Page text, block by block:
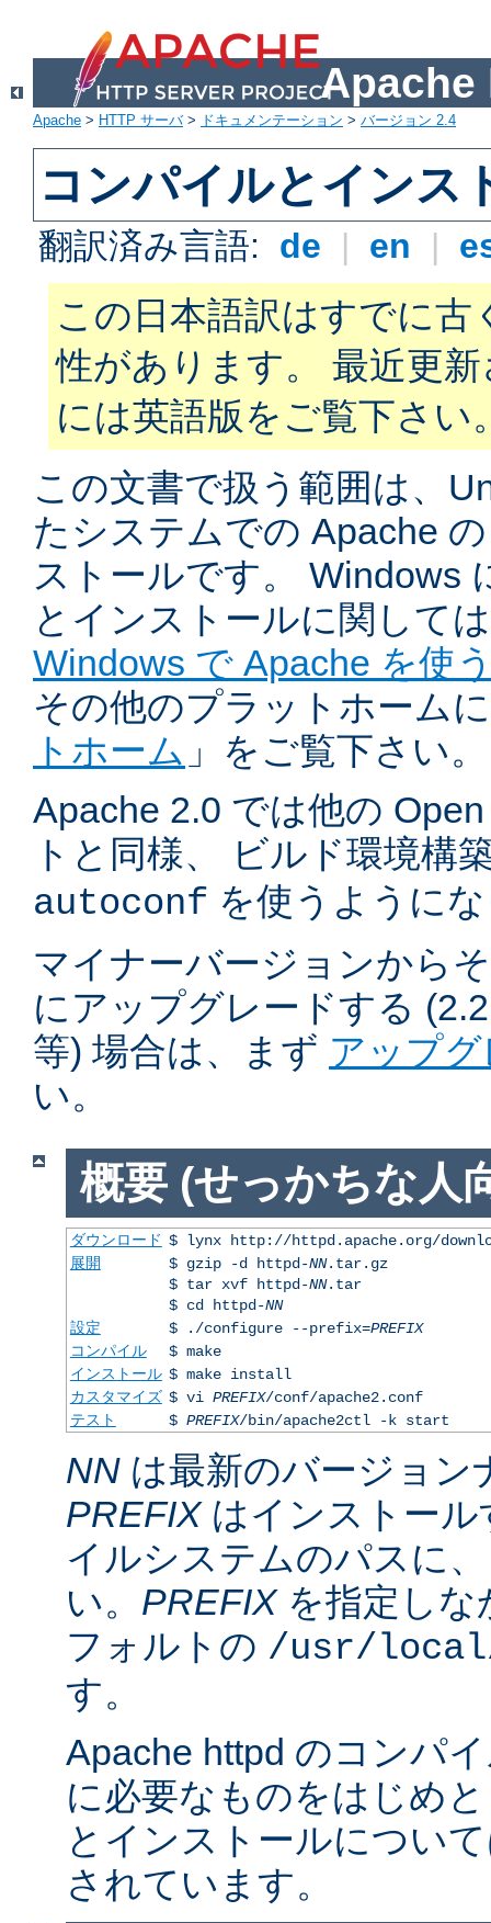
Apache
Apache > HTTP サーバ> ドキュメンテーション > バージョン 2.4
コンパイルとインス
翻訳済み言語: de | en |
この日本語訳はすでに古
性があります。 最近更
には英語版をご覧下さい
この文書で扱う範囲は、
たシステムでの Apache
ストールです。 Windows
とインストールに関して
Windows で Apache を使
その他のプラットホーム
トホーム 」をご覧下さい。
Apache 2.0 では他の
トと同様、 ビルド環境構
autoconf を使うように
マイナーバージョンから
にアップグレードする
等) 場合は、まず アップ
い。
概要 (せっかちな人
ダウンロード $ lynx http://httpd.apache.org/
展開
$ gzip -d httpd-NN.tar.gz
$ tar xvf httpd-NN.tar
$ cd httpd-NN
設定
$ ./configure --prefix=PREFIX
コンパイル
$ make
インストール $ make install
カスタマイズ $ vi PREFIX/conf/apache2.conf
テスト
$ PREFIX/bin/apache2ctl -k start
NN は最新のバージョン
PREFIXはインストール
イルシステムのパスに
い。 PREFIXを指定しな
フォルトの /usr/local/
す。
Apache httpd のコンパ
に必要なものをはじめ
とインストールについ
されています。